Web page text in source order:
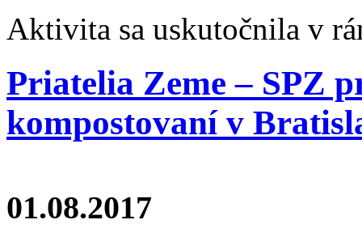
Aktivita sa uskutočnila v
Priatelia Zeme – SPZ
kompostovaní v
01.08.2017